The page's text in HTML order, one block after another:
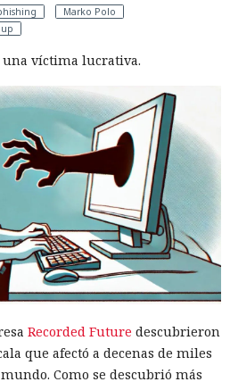
Marko Polo
una víctima lucrativa.
Recorded Future descubrieron
que afectó a decenas de miles
Como se descubrió más